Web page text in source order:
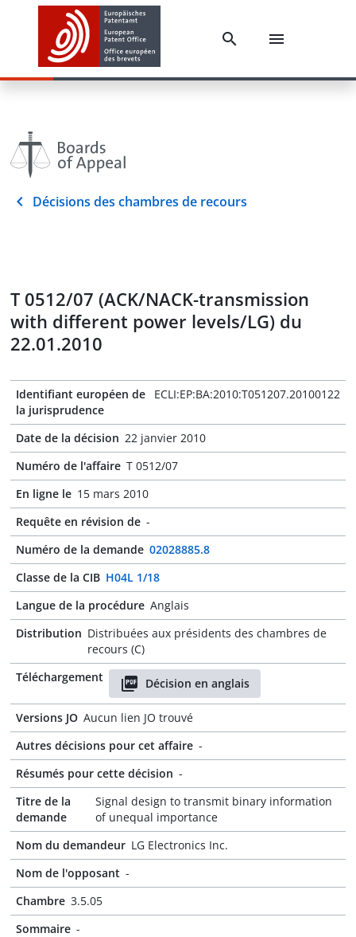
Décisions des chambres de recours
T 0512/07 (ACK/NACK-transmission
with different power levels/LG) du
22.01.2010
Identifiant européen de
la jurisprudence
ECLI:EP:BA:2010:T051207.20100122
Date de la décision 22 janvier 2010
Numéro de l'affaire T 0512/07
En ligne le 15 mars 2010
Requête en révision de -
Numéro de la demande 02028885.8
Classe de la CIB H04L 1/18
Langue de la procédure Anglais
Distribution Distribuées aux présidents des chambres de
recours (C)
Téléchargement
Décision en anglais
Versions JO Aucun lien JO trouvé
Autres décisions pour cet affaire -
Résumés pour cette décision -
Titre de la
demande
Signal design to transmit binary information
of unequal importance
Nom du demandeur LG Electronics Inc.
Nom de l'opposant -
Chambre 3.5.05
Sommaire -